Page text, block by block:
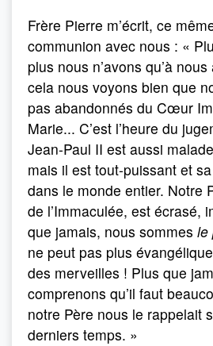
Frère Pierre m’écrit, ce
communion avec nous : «
plus nous n’avons qu’à
cela nous voyons bien que
pas abandonnés du Cœur
Marie... C’est l’heure du
Jean-Paul II est aussi
mais il est tout-puissant et
dans le monde entier. Notre
de l’Imma­culée, est écrasé,
que jamais, nous sommes le
ne peut pas plus
des merveilles ! Plus que
comprenons qu’il faut
notre Père nous le rappelait
derniers temps. »